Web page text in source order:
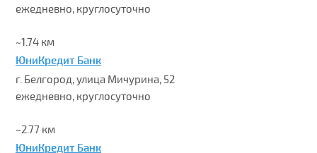
ежедневно, круглосуточно
~1.74 км
ЮниКредит Банк
г. Белгород, улица Мичурина, 52
ежедневно, круглосуточно
~2.77 км
ЮниКредит Банк